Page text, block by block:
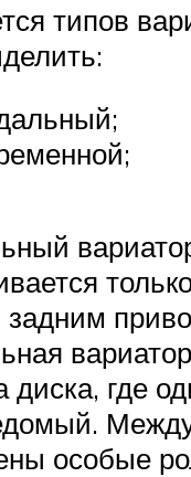
типов
диска, где
особые